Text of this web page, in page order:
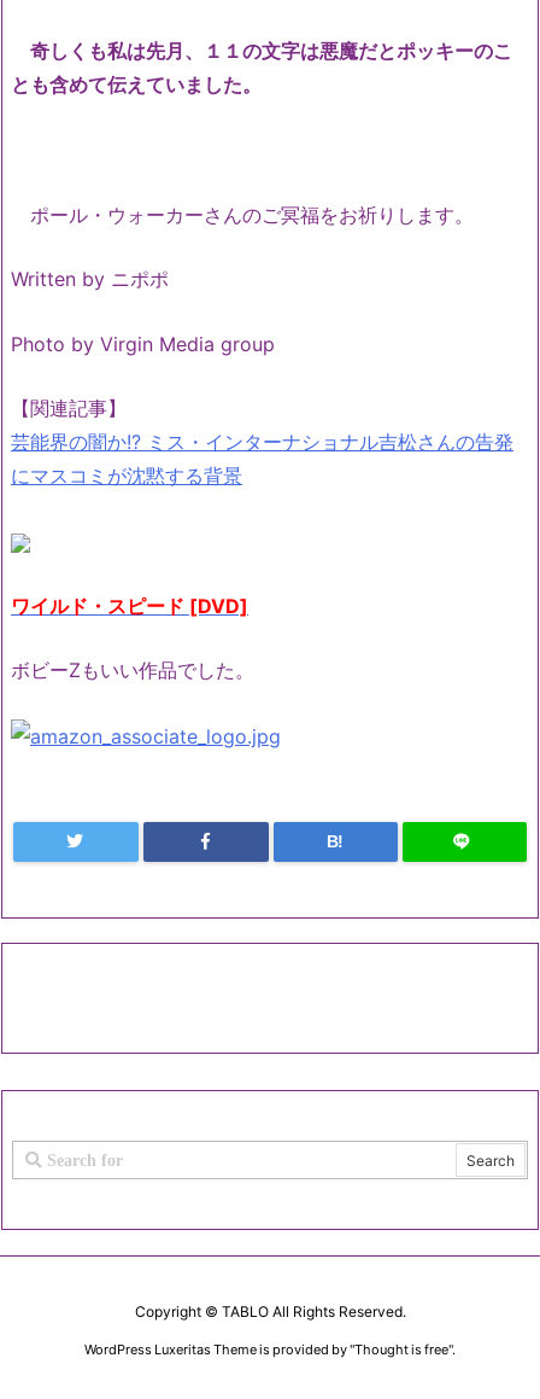
奇しくも私は先月、１１の文字は悪魔だとポッキーのこ
とも含めて伝えていました。
ポール・ウォーカーさんのご冥福をお祈りします。
Written by ニポポ
Photo by Virgin Media group
【関連記事】
芸能界の闇か!? ミス・インターナショナル吉松さんの告発
にマスコミが沈黙する背景
ワイルド・スピード [DVD]
ボビーZもいい作品でした。
B!
Copyright © TABLOAll Rights Reserved.
WordPress Luxeritas Theme is provided by "Thought is free".